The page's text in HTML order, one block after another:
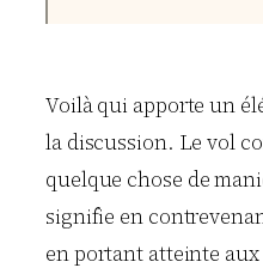
Voilà qui apporte un
la discussion. Le vol
quelque chose de
signifie en
en portant atteinte